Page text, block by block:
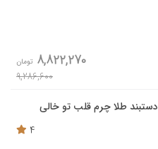
8,822,270 تومان
9,286,600
دستبند طلا چرم قلب تو خالی
4